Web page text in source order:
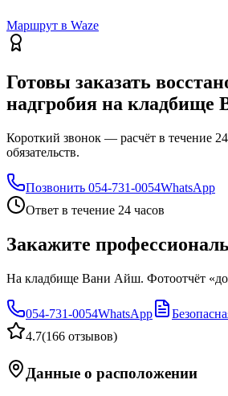
Маршрут в Waze
Готовы заказать
надгробия на кладбище
Короткий звонок — расчёт в течение
обязательств.
Позвонить 054-731-0054WhatsApp
Ответ в течение 24 часов
Закажите
На кладбище Вани Айш. Фотоотчёт
054-731-0054WhatsApp
4.7(166 отзывов)
Данные о расположении